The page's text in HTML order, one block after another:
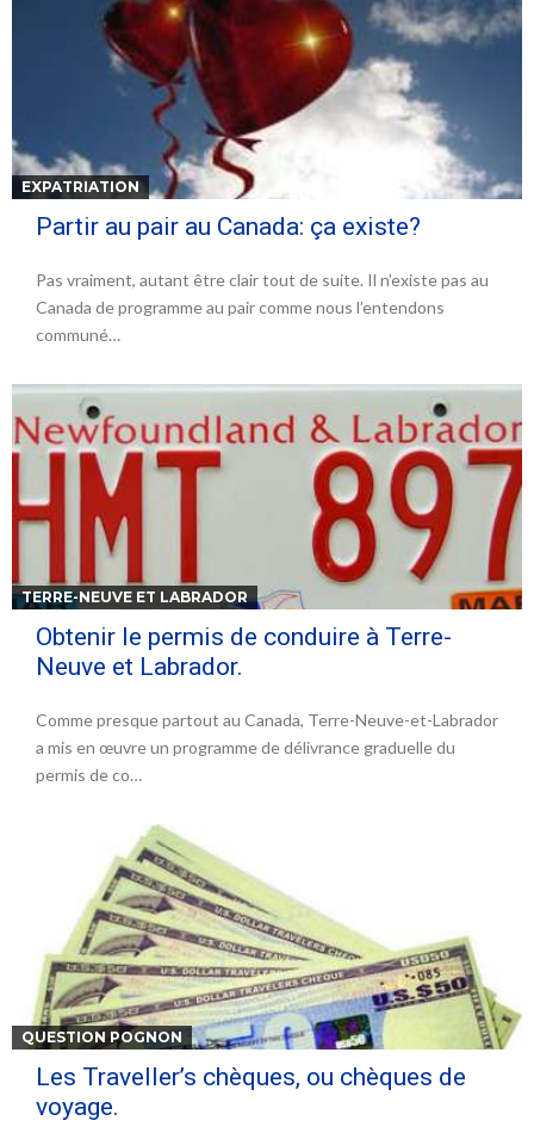
EXPATRIATION
Partir au pair au Canada: ça existe?
Pas vraiment, autant être clair tout de suite. Il n’existe pas au
Canada de programme au pair comme nous l’entendons
communé…
TERRE-NEUVE ET LABRADOR
Obtenir le permis de conduire à Terre-
Neuve et Labrador.
Comme presque partout au Canada, Terre-Neuve-et-Labrador
a mis en œuvre un programme de délivrance graduelle du
permis de co…
QUESTION POGNON
Les Traveller’s chèques, ou chèques de
voyage.